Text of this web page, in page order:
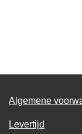
Algemene
Levertijd